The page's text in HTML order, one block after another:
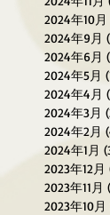
2024年10月
2024年9月
2024年6月
2024年5月
2024年4月
2024年3月
2024年2月
2024年1月
2023年12月
2023年11月
2023年10月